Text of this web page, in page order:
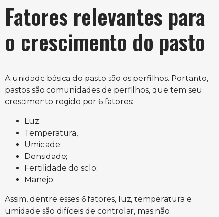
Fatores relevantes para
o crescimento do pasto
A unidade básica do pasto são os perfilhos. Portanto,
pastos são comunidades de perfilhos, que tem seu
crescimento regido por 6 fatores:
Luz;
Temperatura,
Umidade;
Densidade;
Fertilidade do solo;
Manejo.
Assim, dentre esses 6 fatores, luz, temperatura e
umidade são difíceis de controlar, mas não